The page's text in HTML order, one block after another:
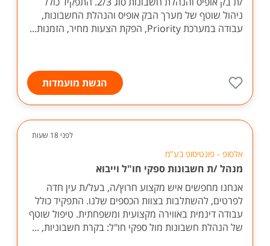
ניהול שוטף של מערך הבק אופיס והנהלת החשבונות,
עבודה במערכת Priority, הפקת הצעות מחיר, הזמנות...
הגשת מועמדות
לפני 18 שעות
אלסופ - פונטיסופ בע"מ
מנהל /ת חשבונות ספקי חו"ל וייבוא
אנחנו מחפשים איש מקצוע חרוץ/ה, בעל/ת עין חדה
לפרטים, להשתלבות בצוות הכספים שלנו. התפקיד כולל
עבודה דינמית באווירה מקצועית ומשפחתית. טיפול שוטף
של הנהלת חשבונות מול ספקי חו"ל: בקרת חשבוניות, ...